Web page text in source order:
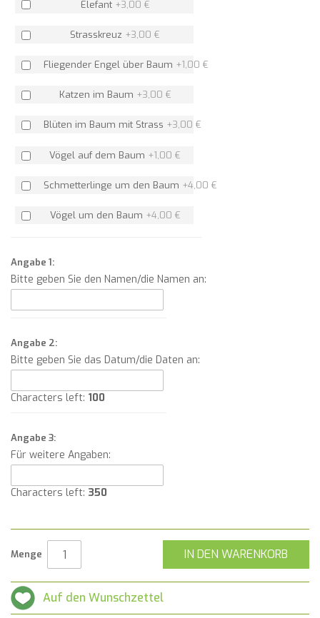
Elefant +3,00 €
Strasskreuz +3,00 €
Fliegender Engel über Baum +1,00 €
Katzen im Baum +3,00 €
Blüten im Baum mit Strass +3,00 €
Vögel auf dem Baum +1,00 €
Schmetterlinge um den Baum +4,00 €
Vögel um den Baum +4,00 €
Angabe 1:
Bitte geben Sie den Namen/die Namen an:
Angabe 2:
Bitte geben Sie das Datum/die Daten an:
Characters left: 100
Angabe 3:
Für weitere Angaben:
Characters left: 350
Menge IN DEN WARENKORB
Auf den Wunschzettel